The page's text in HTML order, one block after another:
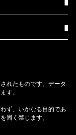
れたものです。データ
す。
ず、いかなる目的であ
固く禁じます。